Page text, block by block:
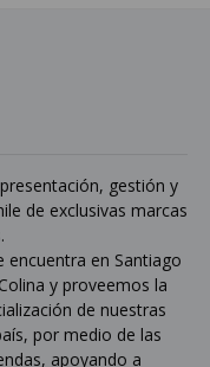
gestión y
de exclusivas marcas
encuentra en Santiago
y proveemos la
de nuestras
por medio de las
apoyando a